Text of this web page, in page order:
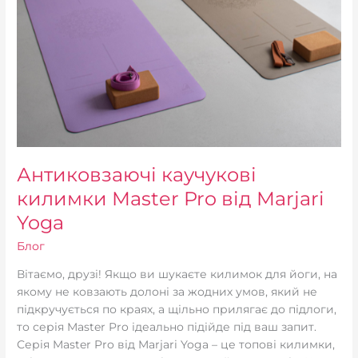
Антиковзаючі каучукові
килимки Master Pro від Marjari
Yoga
Блог
Вітаємо, друзі! Якщо ви шукаєте килимок для йоги, на
якому не ковзають долоні за жодних умов, який не
підкручується по краях, а щільно прилягає до підлоги,
то серія Master Pro ідеально підійде під ваш запит.
Серія Master Pro від Marjari Yoga – це топові килимки,